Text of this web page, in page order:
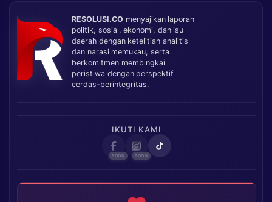
RESOLUSI.CO menyajikan laporan
politik, sosial, ekonomi, dan isu
daerah dengan ketelitian analitis
dan narasi memukau, serta
berkomitmen membingkai
peristiwa dengan perspektif
cerdas-berintegritas.
IKUTI KAMI